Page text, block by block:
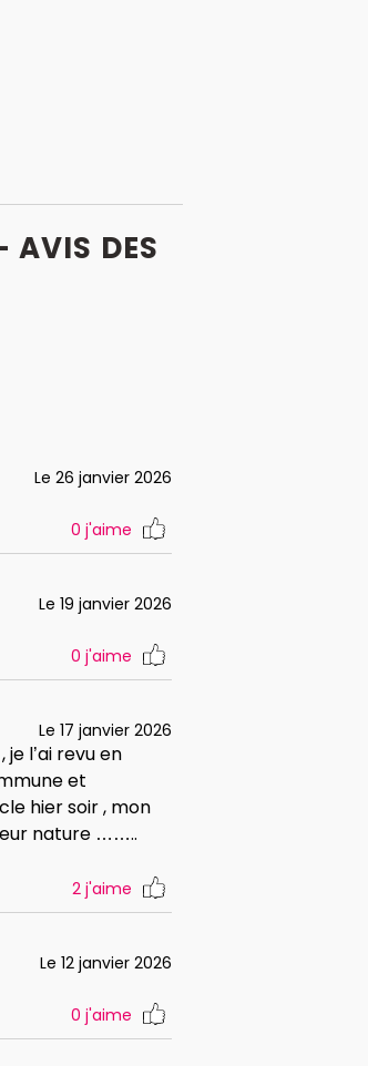
AVIS DES
Le 26 janvier 2026
0 j'aime
Le 19 janvier 2026
0 j'aime
Le 17 janvier 2026
l’ai revu en
et
hier soir , mon
nature ……..
2 j'aime
Le 12 janvier 2026
0 j'aime